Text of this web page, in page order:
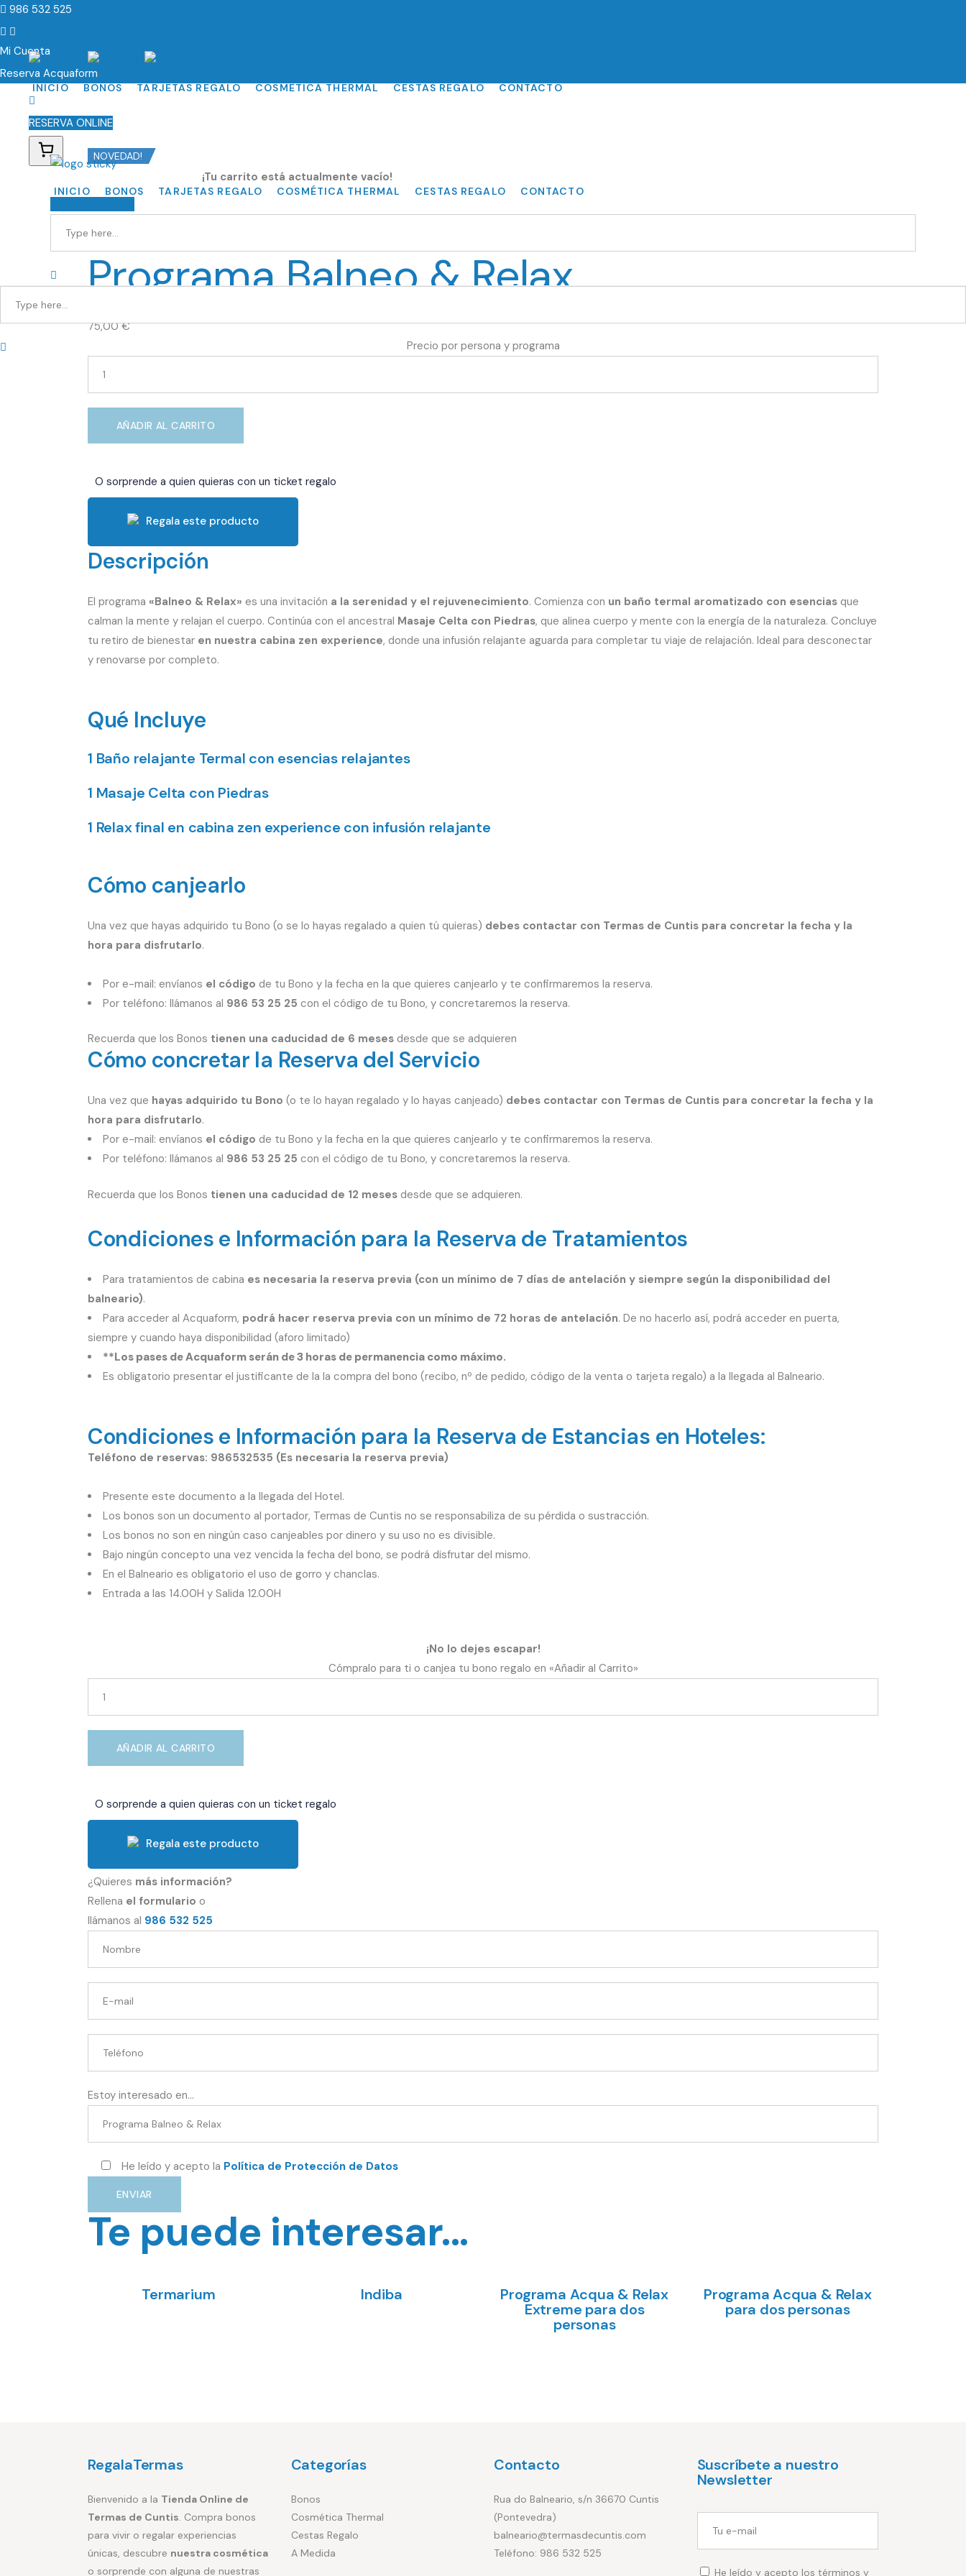
986 532 525
Mi Cuenta
Reserva Acquaform
INICIO BONOS TARJETAS REGALO COSMÉTICA THERMAL CESTAS REGALO CONTACTO
RESERVA ONLINE
¡Tu carrito está actualmente vacío!
INICIO BONOS TARJETAS REGALO COSMÉTICA THERMAL CESTAS REGALO CONTACTO
NOVEDAD!
Programa Balneo & Relax
75,00€
Precio por persona y programa
Programa
Balneo
Relax
AÑADIR AL CARRITO
O sorprende a quien quieras con un ticket regalo
Regala este producto
Descripción
El programa «Balneo & Relax» es una invitación a la serenidad y el rejuvenecimiento. Comienza con un baño termal aromatizado con esencias que
calman la mente y relajan el cuerpo. Continúa con el ancestral Masaje Celta con Piedras, que alinea cuerpo y mente con la energía de la naturaleza. Concluye
tu retiro de bienestar en nuestra cabina zen experience, donde una infusión relajante aguarda para completar tu viaje de relajación. Ideal para desconectar
y renovarse por completo.
Qué Incluye
1 Baño relajante Termal con esencias relajantes
1 Masaje Celta con Piedras
1 Relax final en cabina zen experience con infusión relajante
Cómo canjearlo
Una vez que hayas adquirido tu Bono (o se lo hayas regalado a quien tú quieras) debes contactar con Termas de Cuntis para concretar la fecha y la
hora para disfrutarlo.
Por e-mail: envíanos el código de tu Bono y la fecha en la que quieres canjearlo y te confirmaremos la reserva.
Por teléfono: llámanos al 986 53 25 25 con el código de tu Bono, y concretaremos la reserva.
Recuerda que los Bonos tienen una caducidad de 6 meses desde que se adquieren
Cómo concretar la Reserva del Servicio
Una vez que hayas adquirido tu Bono (o te lo hayan regalado y lo hayas canjeado) debes contactar con Termas de Cuntis para concretar la fecha y la
hora para disfrutarlo.
Por e-mail: envíanos el código de tu Bono y la fecha en la que quieres canjearlo y te confirmaremos la reserva.
Por teléfono: llámanos al 986 53 25 25 con el código de tu Bono, y concretaremos la reserva.
Recuerda que los Bonos tienen una caducidad de 12 meses desde que se adquieren.
Condiciones e Información para la Reserva de Tratamientos
Para tratamientos de cabina es necesaria la reserva previa (con un mínimo de 7 días de antelación y siempre según la disponibilidad del
balneario).
Para acceder al Acquaform, podrá hacer reserva previa con un mínimo de 72 horas de antelación. De no hacerlo así, podrá acceder en puerta,
siempre y cuando haya disponibilidad (aforo limitado)
**Los pases de Acquaform serán de 3 horas de permanencia como máximo.
Es obligatorio presentar el justificante de la la compra del bono (recibo, nº de pedido, código de la venta o tarjeta regalo) a la llegada al Balneario.
Condiciones e Información para la Reserva de Estancias en Hoteles:
Teléfono de reservas: 986532535 (Es necesaria la reserva previa)
Presente este documento a la llegada del Hotel.
Los bonos son un documento al portador, Termas de Cuntis no se responsabiliza de su pérdida o sustracción.
Los bonos no son en ningún caso canjeables por dinero y su uso no es divisible.
Bajo ningún concepto una vez vencida la fecha del bono, se podrá disfrutar del mismo.
En el Balneario es obligatorio el uso de gorro y chanclas.
Entrada a las 14.00H y Salida 12.00H
¡No lo dejes escapar!
Cómpralo para ti o canjea tu bono regalo en «Añadir al Carrito»
Programa
Balneo
Relax
AÑADIR AL CARRITO
O sorprende a quien quieras con un ticket regalo
Regala este producto
¿Quieres más información?
Rellena el formulario o
llámanos al 986 532 525
Estoy interesado en...
He leído y acepto la Política de Protección de Datos
ENVIAR
Te puede interesar...
Termarium
€ Añadir al carrito
Indiba
€
Seleccionar
opciones
Programa Acqua & Relax
Extreme para dos
personas
€
Programa Acqua & Relax
para dos personas
€
RegalaTermas
Bienvenido a la Tienda Online de
Termas de Cuntis. Compra bonos
para vivir o regalar experiencias
únicas, descubre nuestra cosmética
o sorprende con alguna de nuestras
Categorías
Bonos
Cosmética Thermal
Cestas Regalo
A Medida
Contacto
Rua do Balneario, s/n 36670 Cuntis
(Pontevedra)
balneario@termasdecuntis.com
Teléfono: 986 532 525
Suscríbete a nuestro
Newsletter
He leído y acepto los términos y